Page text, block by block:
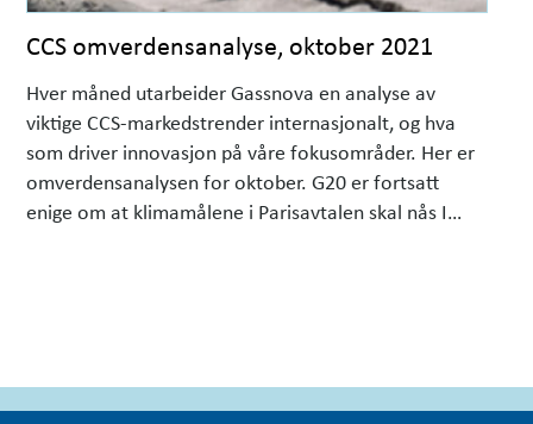
CCS omverdensanalyse, oktober 2021
Hver måned utarbeider Gassnova en analyse av
viktige CCS-markedstrender internasjonalt, og hva
som driver innovasjon på våre fokusområder. Her er
omverdensanalysen for oktober. G20 er fortsatt
enige om at klimamålene i Parisavtalen skal nås I